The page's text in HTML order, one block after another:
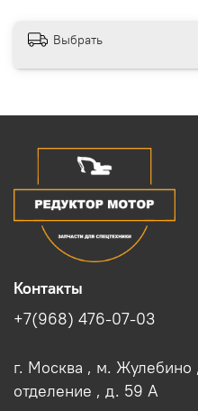
Выбрать
Контакты
+7(968) 476-07-03
г. Москва , м. Жулебино
отделение , д. 59 A